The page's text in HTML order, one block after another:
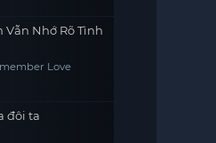
Vẫn Nhớ Rõ Tình
Love
đôi ta